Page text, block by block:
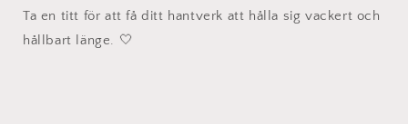
Ta en titt för att få ditt hantverk att hålla sig vackert och
hållbart länge. 🤍